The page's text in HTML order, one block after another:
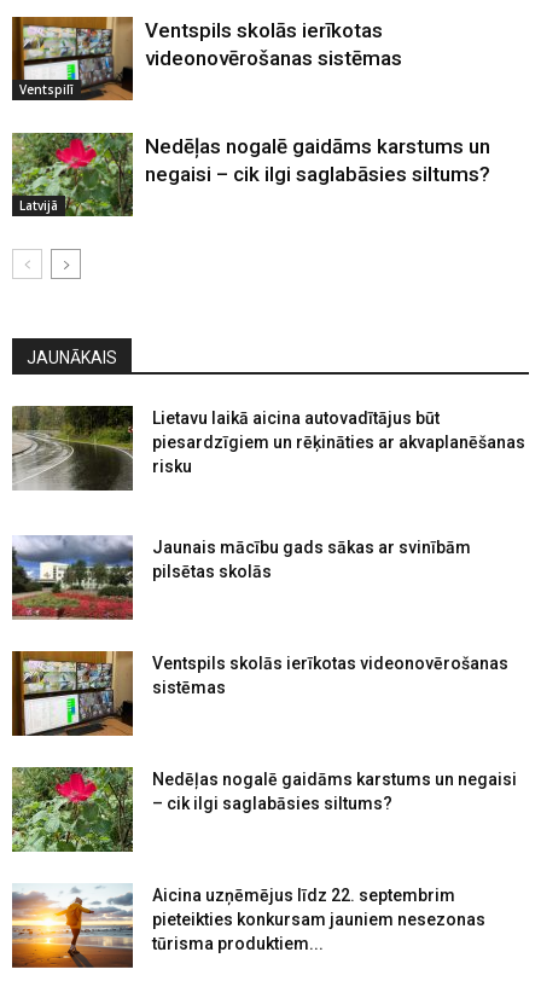
Ventspilī
Ventspils skolās ierīkotas
videonovērošanas sistēmas
Latvijā
Nedēļas nogalē gaidāms karstums un
negaisi – cik ilgi saglabāsies siltums?
JAUNĀKAIS
Lietavu laikā aicina autovadītājus būt
piesardzīgiem un rēķināties ar akvaplanēšanas
risku
Jaunais mācību gads sākas ar svinībām
pilsētas skolās
Ventspils skolās ierīkotas videonovērošanas
sistēmas
Nedēļas nogalē gaidāms karstums un negaisi
– cik ilgi saglabāsies siltums?
Aicina uzņēmējus līdz 22. septembrim
pieteikties konkursam jauniem nesezonas
tūrisma produktiem...